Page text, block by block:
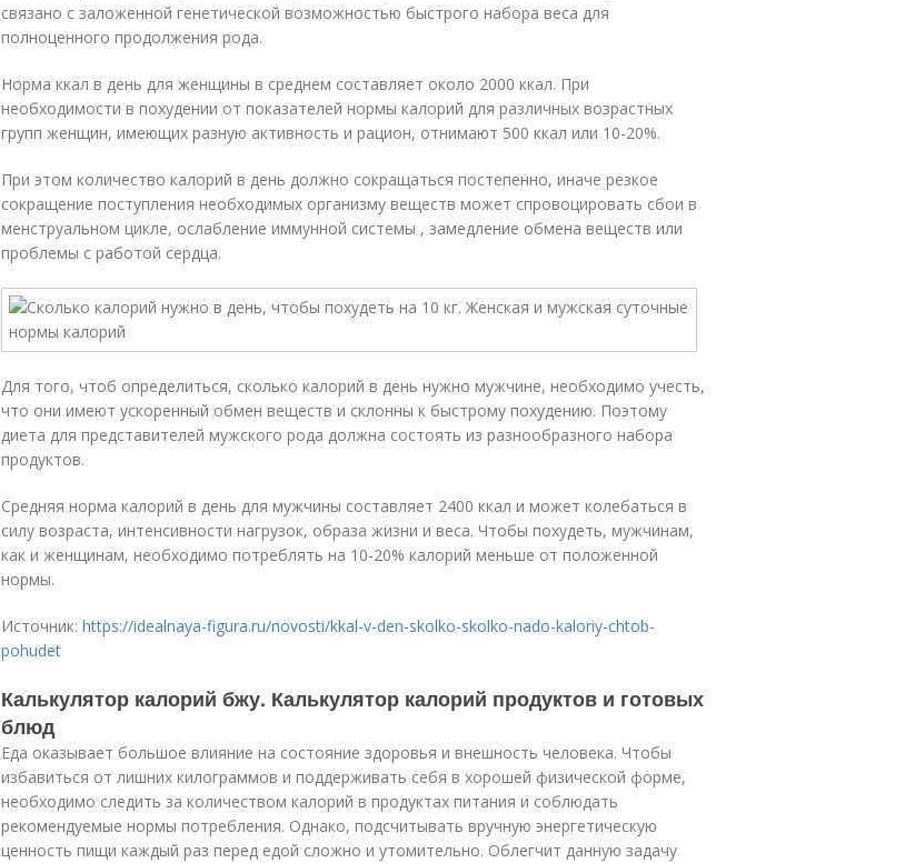
связано с заложенной генетической возможностью быстрого набора веса для
полноценного продолжения рода.
Норма ккал в день для женщины в среднем составляет около 2000 ккал. При
необходимости в похудении от показателей нормы калорий для различных возрастных
групп женщин, имеющих разную активность и рацион, отнимают 500 ккал или 10-20%.
При этом количество калорий в день должно сокращаться постепенно, иначе резкое
сокращение поступления необходимых организму веществ может спровоцировать сбои в
менструальном цикле, ослабление иммунной системы , замедление обмена веществ или
проблемы с работой сердца.
Для того, чтоб определиться, сколько калорий в день нужно мужчине, необходимо учесть,
что они имеют ускоренный обмен веществ и склонны к быстрому похудению. Поэтому
диета для представителей мужского рода должна состоять из разнообразного набора
продуктов.
Средняя норма калорий в день для мужчины составляет 2400 ккал и может колебаться в
силу возраста, интенсивности нагрузок, образа жизни и веса. Чтобы похудеть, мужчинам,
как и женщинам, необходимо потреблять на 10-20% калорий меньше от положенной
нормы.
Источник: https://idealnaya-figura.ru/novosti/kkal-v-den-skolko-skolko-nado-kaloriy-chtob-
pohudet
Калькулятор калорий бжу. Калькулятор калорий продуктов и готовых
блюд
Еда оказывает большое влияние на состояние здоровья и внешность человека. Чтобы
избавиться от лишних килограммов и поддерживать себя в хорошей физической форме,
необходимо следить за количеством калорий в продуктах питания и соблюдать
рекомендуемые нормы потребления. Однако, подсчитывать вручную энергетическую
ценность пищи каждый раз перед едой сложно и утомительно. Облегчит данную задачу